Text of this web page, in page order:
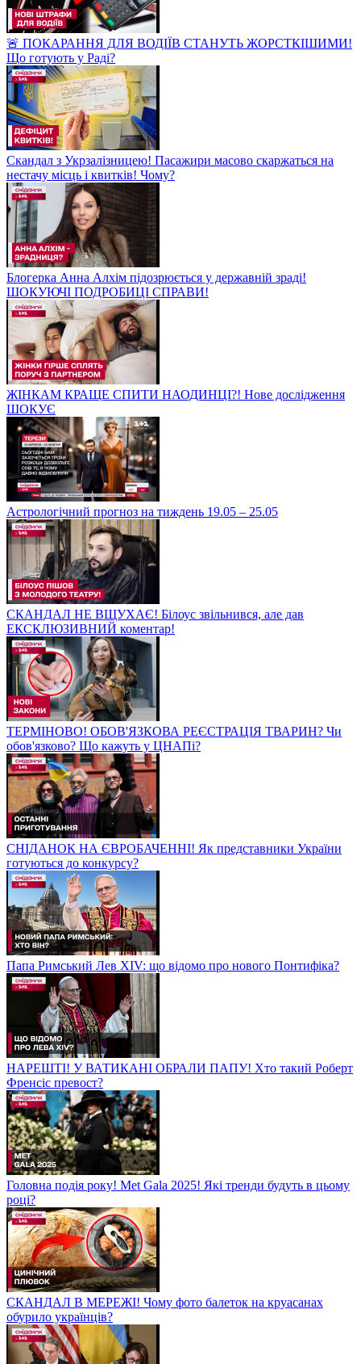
🚨 ПОКАРАННЯ ДЛЯ ВОДІЇВ СТАНУТЬ ЖОРСТКІШИМИ!
Що готують у Раді?
Скандал з Укрзалізницею! Пасажири масово скаржаться на
нестачу місць і квитків! Чому?
Блогерка Анна Алхім підозрюється у державній зраді!
ШОКУЮЧІ ПОДРОБИЦІ СПРАВИ!
ЖІНКАМ КРАЩЕ СПИТИ НАОДИНЦІ?! Нове дослідження
ШОКУЄ
Астрологічний прогноз на тиждень 19.05 – 25.05
СКАНДАЛ НЕ ВЩУХАЄ! Білоус звільнився, але дав
ЕКСКЛЮЗИВНИЙ коментар!
ТЕРМІНОВО! ОБОВ'ЯЗКОВА РЕЄСТРАЦІЯ ТВАРИН? Чи
обов'язково? Що кажуть у ЦНАПі?
СНІДАНОК НА ЄВРОБАЧЕННІ! Як представники України
готуються до конкурсу?
Папа Римський Лев XIV: що відомо про нового Понтифіка?
НАРЕШТІ! У ВАТИКАНІ ОБРАЛИ ПАПУ! Хто такий Роберт
Френсіс превост?
Головна подія року! Met Gala 2025! Які тренди будуть в цьому
році?
СКАНДАЛ В МЕРЕЖІ! Чому фото балеток на круасанах
обурило українців?